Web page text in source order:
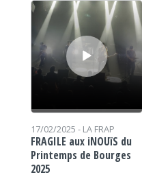
17/02/2025 - LA FRAP
FRAGILE aux iNOUïS du
Printemps de Bourges
2025